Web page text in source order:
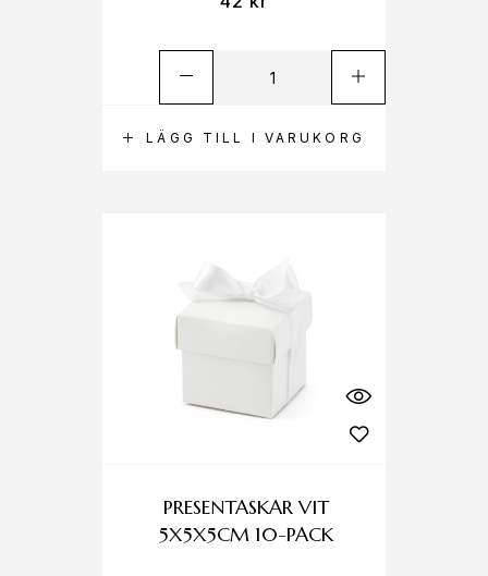
LÄGG TILL I VARUKORG
PRESENTASKAR VIT
5X5X5CM 10-PACK